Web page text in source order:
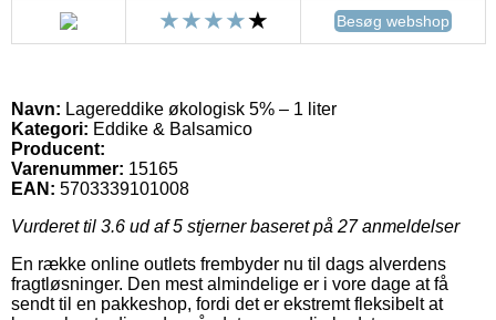
Besøg webshop
Navn: Lagereddike økologisk 5% – 1 liter
Kategori: Eddike & Balsamico
Producent:
Varenummer: 15165
EAN: 5703339101008
Vurderet til 3.6 ud af 5 stjerner baseret på 27anmeldelser
En række online outlets frembyder nu til dags alverdens
fragtløsninger. Den mest almindelige er i vore dage at få
sendt til en pakkeshop, fordi det er ekstremt fleksibelt at